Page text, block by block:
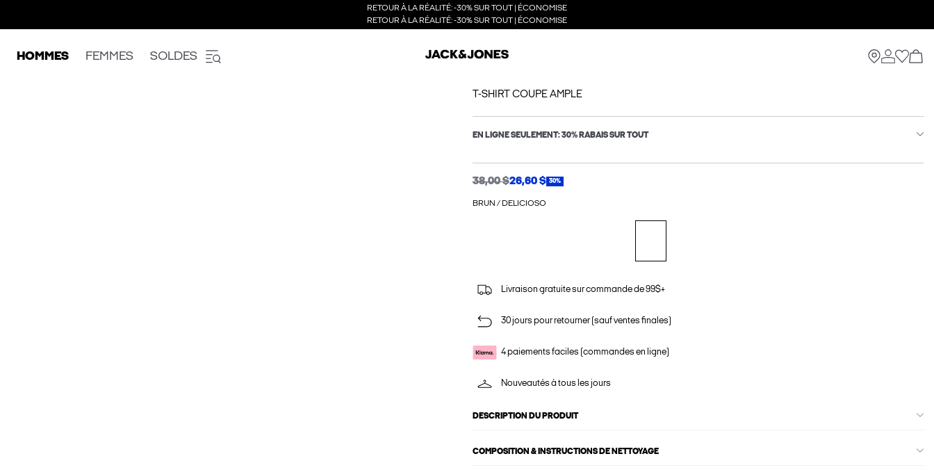
RETOUR À LA RÉALITÉ: -30% SUR TOUT | ÉCONOMISE
RETOUR À LA RÉALITÉ: -30% SUR TOUT | ÉCONOMISE
HOMMES FEMMES SOLDES
T-SHIRT COUPE AMPLE
EN LIGNE SEULEMENT: 30% RABAIS SUR TOUT
38,00 $26,60 $ 30%
BRUN / DELICIOSO
Livraison gratuite sur commande de 99$+
30 jours pour retourner (sauf ventes finales)
4 paiements faciles (commandes en ligne)
Nouveautés à tous les jours
DESCRIPTION DU PRODUIT
COMPOSITION & INSTRUCTIONS DE NETTOYAGE